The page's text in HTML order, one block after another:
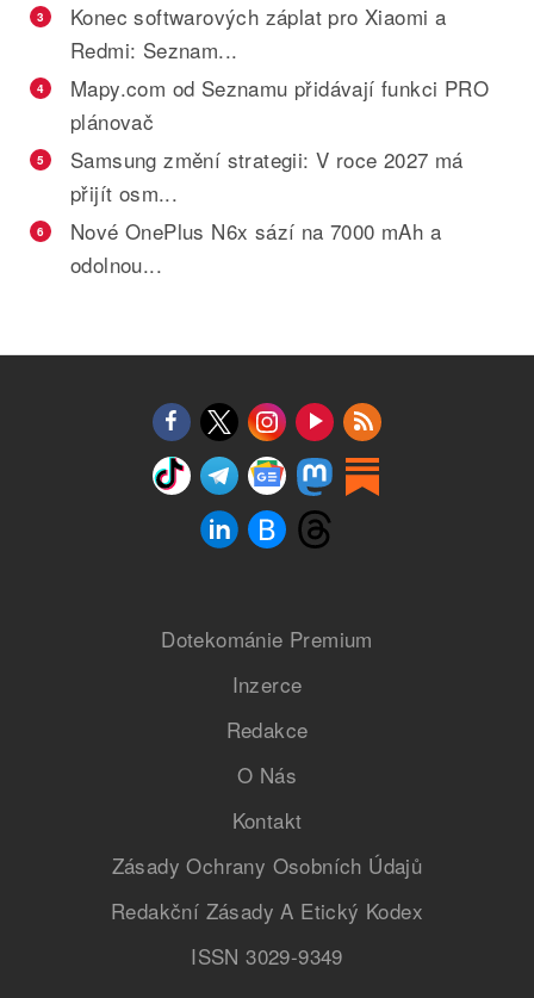
3
Konec softwarových záplat pro Xiaomi a
Redmi: Seznam...
4
Mapy.com od Seznamu přidávají funkci PRO
plánovač
5
Samsung změní strategii: V roce 2027 má
přijít osm...
6
Nové OnePlus N6x sází na 7000 mAh a
odolnou...
Dotekománie Premium
Inzerce
Redakce
O Nás
Kontakt
Zásady Ochrany Osobních Údajů
Redakční Zásady A Etický Kodex
ISSN 3029-9349